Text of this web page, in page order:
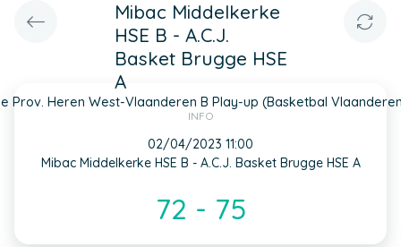
Mibac Middelkerke
HSE B - A.C.J.
Basket Brugge HSE
A
Prov. Heren West-Vlaanderen B Play-up (Basketbal
INFO
02/04/2023 11:00
Mibac Middelkerke HSE B - A.C.J. Basket Brugge HSE A
72 - 75